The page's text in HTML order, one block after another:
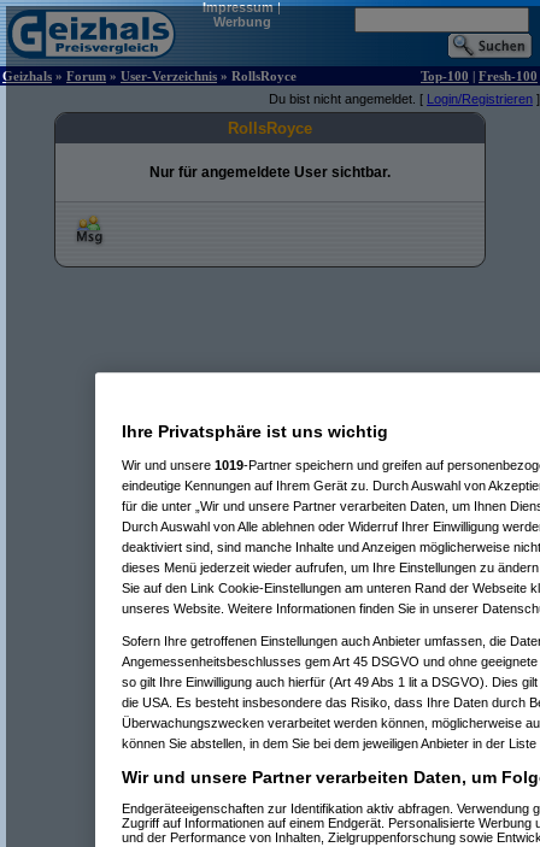
Impressum|
Werbung
Geizhals » Forum » User-Verzeichnis » RollsRoyce Top-100 | Fresh-100
Du bist nicht angemeldet. [ Login/Registrieren ]
RollsRoyce
Nur für angemeldete User sichtbar.
Ihre Privatsphäre ist uns wichtig
Wir und unsere 1019-Partner speichern und greifen auf
eindeutige Kennungen auf Ihrem Gerät zu. Durch Auswahl von
für die unter „Wir und unsere Partner verarbeiten Daten, um Ihnen
Durch Auswahl von Alle ablehnen oder Widerruf Ihrer Einwilligung
deaktiviert sind, sind manche Inhalte und Anzeigen möglicherweise
dieses Menü jederzeit wieder aufrufen, um Ihre Einstellungen zu
Sie auf den Link Cookie-Einstellungen am unteren Rand der Webseite
unseres Website. Weitere Informationen finden Sie in unserer
Sofern Ihre getroffenen Einstellungen auch Anbieter umfassen, die
Angemessenheitsbeschlusses gem Art 45 DSGVO und ohne
so gilt Ihre Einwilligung auch hierfür (Art 49 Abs 1 lit a DSGVO). Dies
die USA. Es besteht insbesondere das Risiko, dass Ihre Daten durch
Überwachungszwecken verarbeitet werden können, möglicherweise
können Sie abstellen, in dem Sie bei dem jeweiligen Anbieter in der
Wir und unsere Partner verarbeiten Daten, um
Endgeräteeigenschaften zur Identifikation aktiv abfragen. Verwendung
Zugriff auf Informationen auf einem Endgerät. Personalisierte Werbung
und der Performance von Inhalten, Zielgruppenforschung sowie